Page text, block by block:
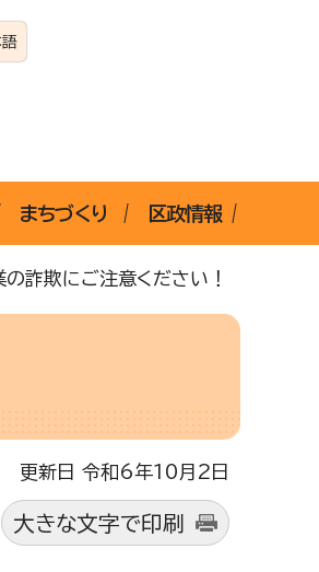
語
まちづくり 区政情報
の詐欺にご注意ください！
更新日 令和6年10月2日
大きな文字で印刷